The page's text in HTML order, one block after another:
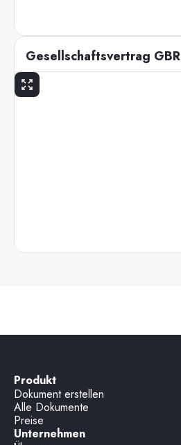
Gesellschaftsvertrag GBR
Produkt
Dokument erstellen
Alle Dokumente
Preise
Unternehmen